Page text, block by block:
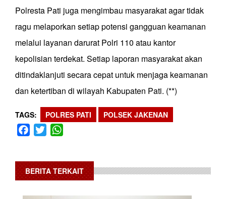
Polresta Pati juga mengimbau masyarakat agar tidak
ragu melaporkan setiap potensi gangguan keamanan
melalui layanan darurat Polri 110 atau kantor
kepolisian terdekat. Setiap laporan masyarakat akan
ditindaklanjuti secara cepat untuk menjaga keamanan
dan ketertiban di wilayah Kabupaten Pati. (**)
TAGS POLRES PATI POLSEK JAKENAN
Facebook
Twitter
BERITA TERKAIT